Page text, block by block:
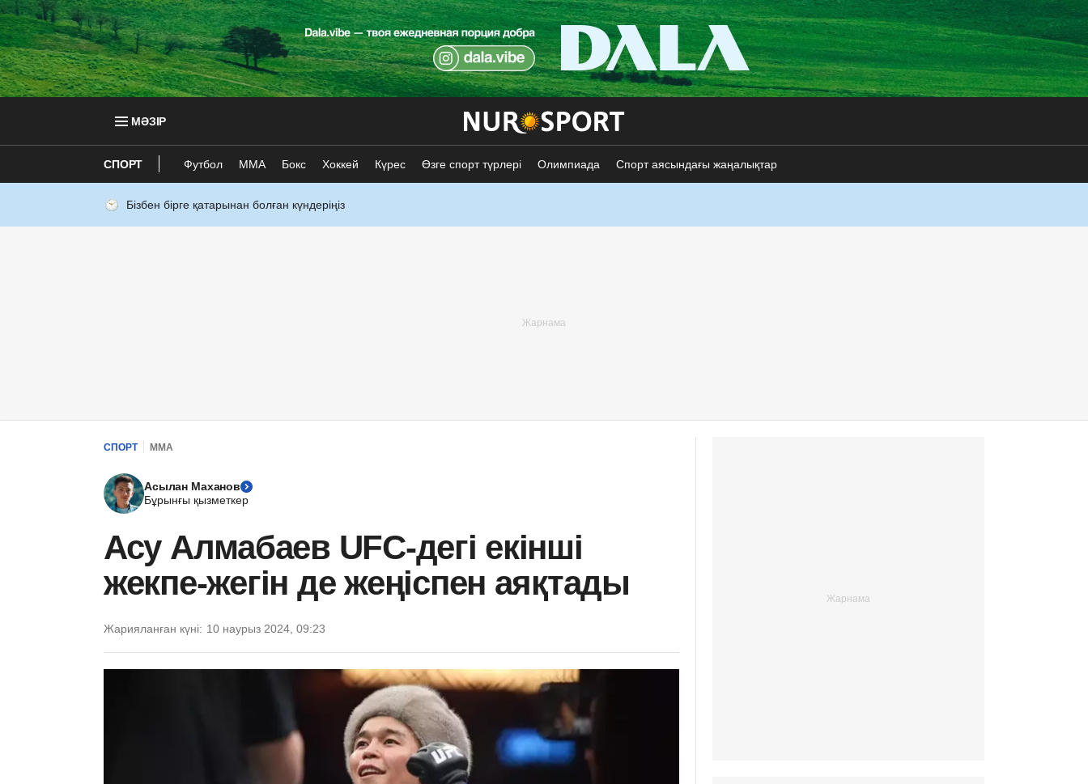
МӘЗІР
СПОРТ Футбол ММА Бокс Хоккей Күрес Өзге спорт түрлері Олимпиада Спорт аясындағы жаңалықтар
Бізбен бірге қатарынан болған күндеріңіз
СПОРТ ММА
Асылан Маханов
Бұрынғы қызметкер
Асу Алмабаев UFC-дегі екінші
жекпе-жегін де жеңіспен аяқтады
Жарияланған күні: 10 наурыз 2024, 09:23